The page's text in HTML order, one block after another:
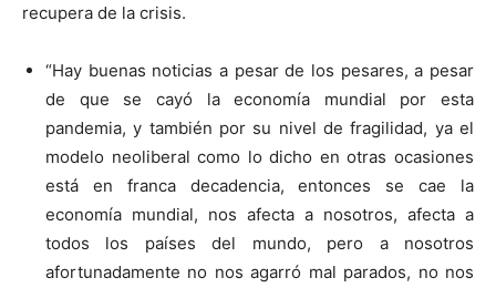
recupera de la crisis.
“Hay buenas noticias a pesar de los pesares, a pesar
de que se cayó la economía mundial por esta
pandemia, y también por su nivel de fragilidad, ya el
modelo neoliberal como lo dicho en otras ocasiones
está en franca decadencia, entonces se cae la
economía mundial, nos afecta a nosotros, afecta a
todos los países del mundo, pero a nosotros
afortunadamente no nos agarró mal parados, no nos